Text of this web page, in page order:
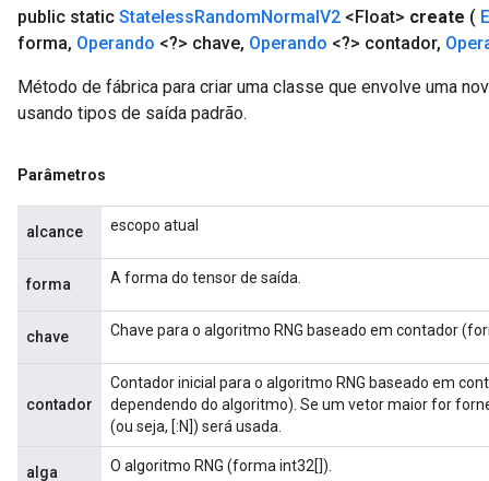
public static StatelessRandomNormalV2 <Float> create (
forma, Operando <?> chave, Operando <?> contador,
Método de fábrica para criar uma classe que envolve uma
usando tipos de saída padrão.
Parâmetros
alcance escopo atual
forma A forma do tensor de saída.
chave Chave para o algoritmo RNG baseado em contador
contador
Contador inicial para o algoritmo RNG baseado em
dependendo do algoritmo). Se um vetor maior for
(ou seja, [:N]) será usada.
alga O algoritmo RNG (forma int32[]).